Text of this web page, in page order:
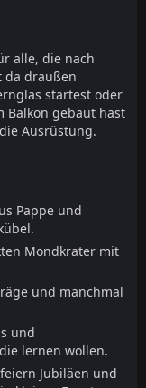
alle, die nach
da draußen
startest oder
Balkon gebaut hast
Ausrüstung.
Pappe und
Mondkrater mit
und manchmal
und
lernen wollen.
Jubiläen und